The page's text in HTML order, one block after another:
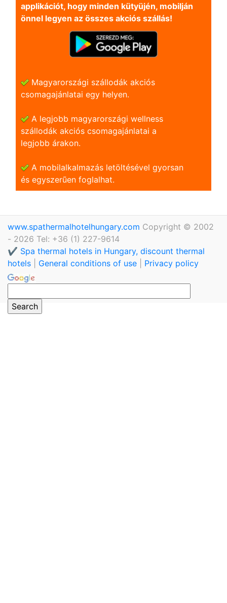
applikációt, hogy minden kütyüjén, mobilján
önnel legyen az összes akciós szállás!
Magyarországi szállodák akciós
csomagajánlatai egy helyen.
A legjobb magyarországi wellness
szállodák akciós csomagajánlatai a
legjobb árakon.
A mobilalkalmazás letöltésével gyorsan
és egyszerũen foglalhat.
www.spathermalhotelhungary.com Copyright © 2002
- 2026 Tel: +36 (1) 227-9614
✔️ Spa thermal hotels in Hungary, discount thermal
hotels
General conditions of use Privacy policy